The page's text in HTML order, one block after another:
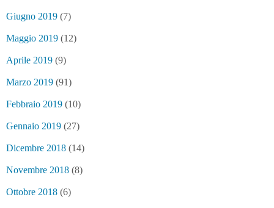
Giugno 2019 (7)
Maggio 2019 (12)
Aprile 2019 (9)
Marzo 2019 (91)
Febbraio 2019 (10)
Gennaio 2019 (27)
Dicembre 2018 (14)
Novembre 2018 (8)
Ottobre 2018 (6)